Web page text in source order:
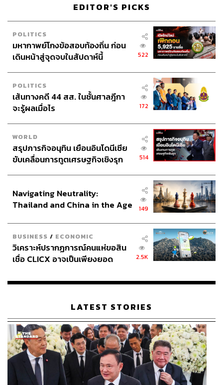
EDITOR'S PICKS
POLITICS
มหากาพย์โกงข้อสอบท้องถิ่น ก่อน
เดินหน้าสู่จุดจบในสัปดาห์นี้
522
POLITICS
เส้นทางคดี 44 สส. ในชั้นศาลฎีกา
จะรู้ผลเมื่อไร
172
WORLD
สรุปภารกิจอนุทิน เยือนอินโดนีเซีย
ขับเคลื่อนการทูตเศรษฐกิจเชิงรุก
514
Navigating Neutrality:
Thailand and China in the Age
149
BUSINESS / ECONOMIC
วิเคราะห์ปรากฏการณ์คนแห่ขอสิน
เชื่อ CLICX อาจเป็นเพียงยอด
เรือนไทยที่ถูกซุกไว้
2.5K
LATEST STORIES